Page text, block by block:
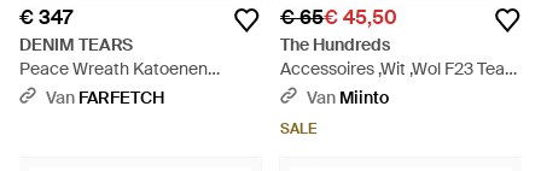
€ 347
DENIM TEARS
Peace Wreath Katoenen
Truckerpet - Geel
Van FARFETCH
€ 65€ 45,50
The Hundreds
Accessoires ,Wit ,Wol F23 Team
2 Cap - Paars
Van Miinto
SALE